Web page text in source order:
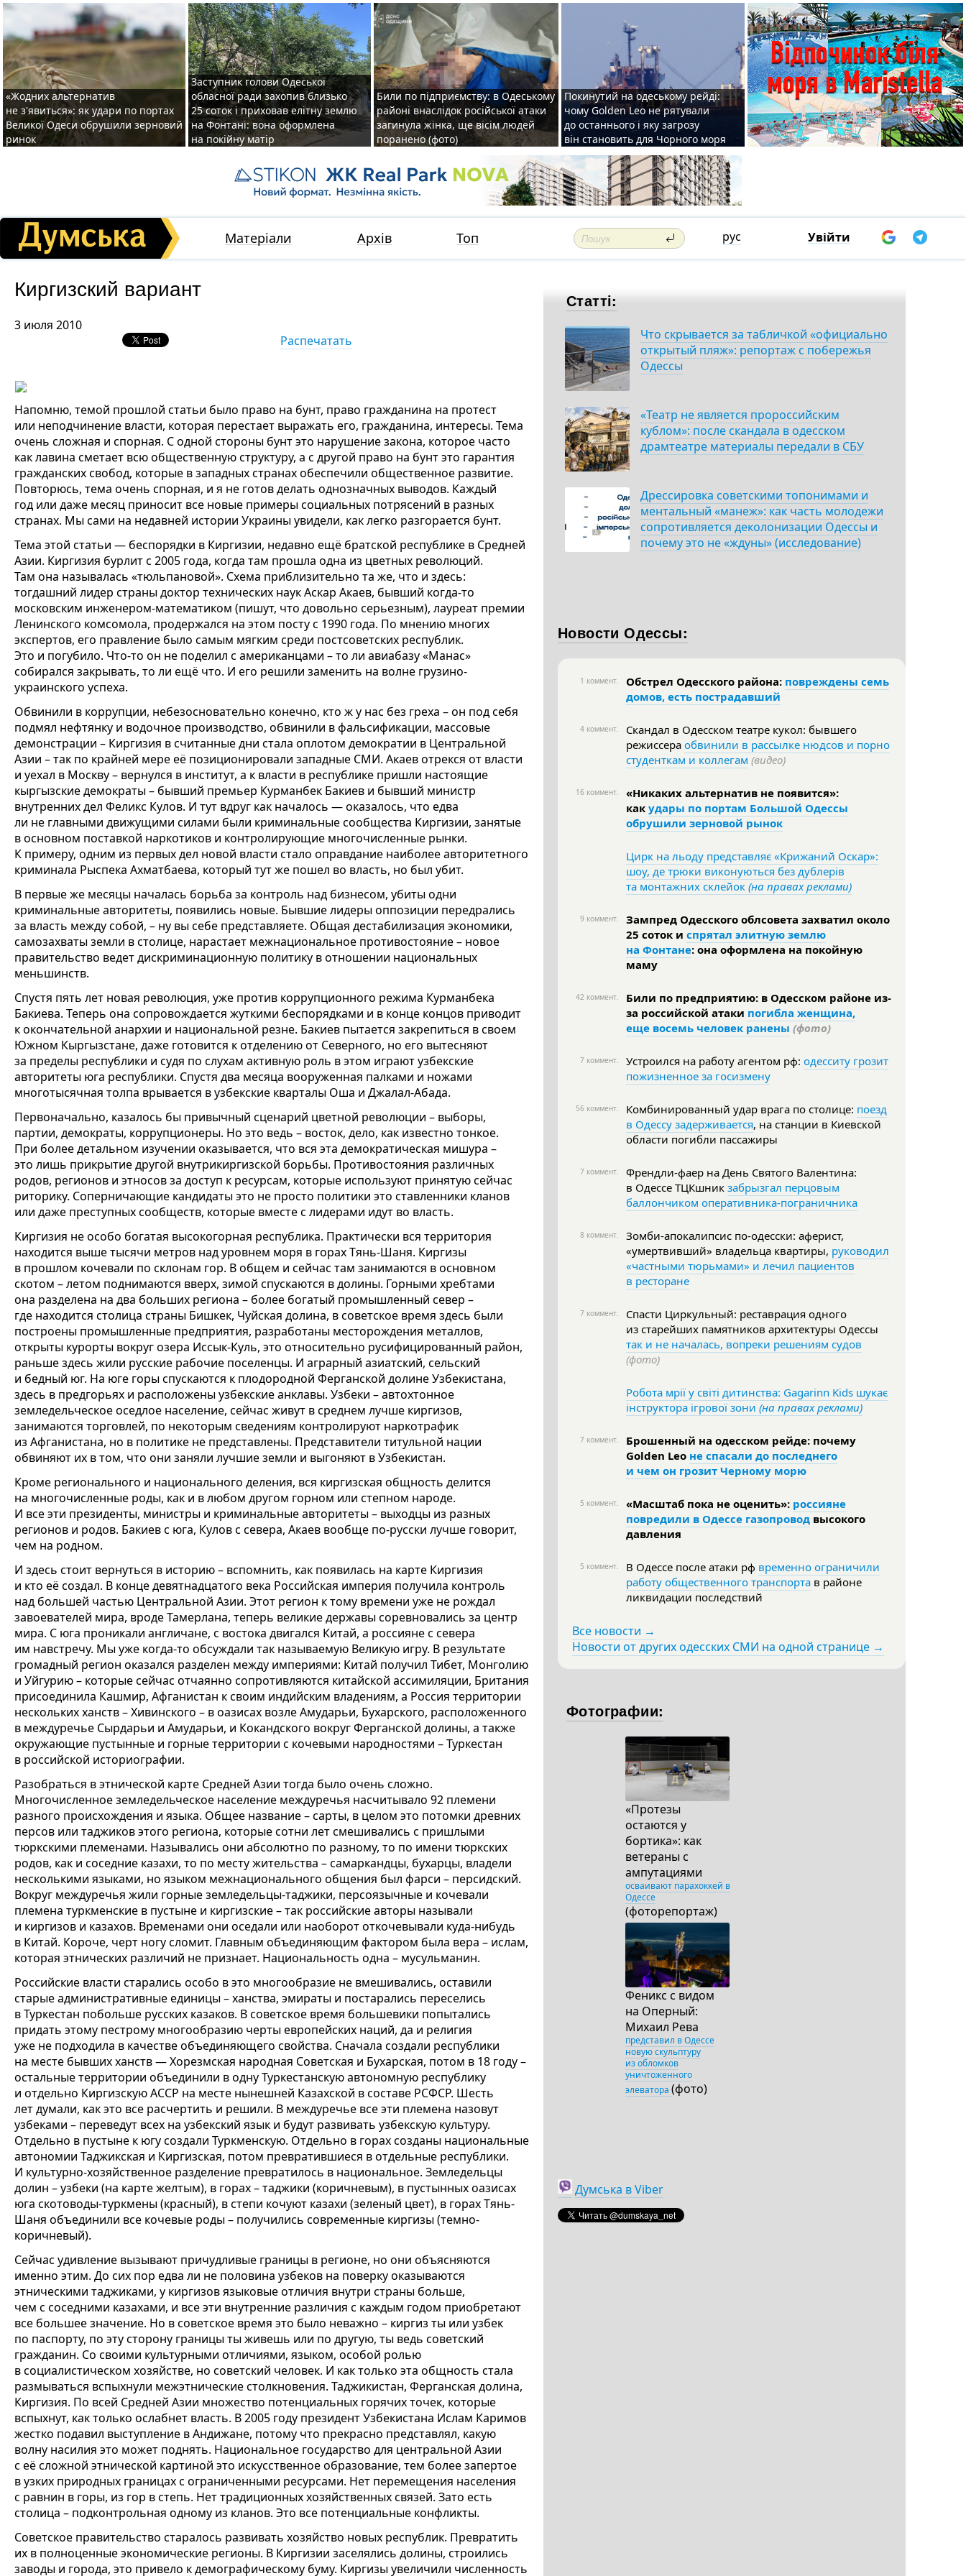
«Жодних альтернатив
не з'явиться»: як удари по портах
Великої Одеси обрушили зерновий
ринок
Заступник голови Одеської
обласної ради захопив близько
25 соток і приховав елітну землю
на Фонтані: вона оформлена
на покійну матір
Били по підприємству: в Одеському
районі внаслідок російської атаки
загинула жінка, ще вісім людей
поранено (фото)
Покинутий на одеському рейді:
чому Golden Leo не рятували
до останнього і яку загрозу
він становить для Чорного моря
Матеріали Архів Топ рус Увійти
Киргизский вариант
3 июля 2010
Распечатать
Напомню, темой прошлой статьи было право на бунт, право гражданина на протест
или неподчинение власти, которая перестает выражать его, гражданина, интересы. Тема
очень сложная и спорная. С одной стороны бунт это нарушение закона, которое часто
как лавина сметает всю общественную структуру, а с другой право на бунт это гарантия
гражданских свобод, которые в западных странах обеспечили общественное развитие.
Повторюсь, тема очень спорная, и я не готов делать однозначных выводов. Каждый
год или даже месяц приносит все новые примеры социальных потрясений в разных
странах. Мы сами на недавней истории Украины увидели, как легко разгорается бунт.
Тема этой статьи — беспорядки в Киргизии, недавно ещё братской республике в Средней
Азии. Киргизия бурлит с 2005 года, когда там прошла одна из цветных революций.
Там она называлась «тюльпановой». Схема приблизительно та же, что и здесь:
тогдашний лидер страны доктор технических наук Аскар Акаев, бывший когда-то
московским инженером-математиком (пишут, что довольно серьезным), лауреат премии
Ленинского комсомола, продержался на этом посту с 1990 года. По мнению многих
экспертов, его правление было самым мягким среди постсоветских республик.
Это и погубило. Что-то он не поделил с американцами – то ли авиабазу «Манас»
собирался закрывать, то ли ещё что. И его решили заменить на волне грузино-
украинского успеха.
Обвинили в коррупции, небезосновательно конечно, кто ж у нас без греха – он под себя
подмял нефтянку и водочное производство, обвинили в фальсификации, массовые
демонстрации – Киргизия в считанные дни стала оплотом демократии в Центральной
Азии – так по крайней мере её позиционировали западные СМИ. Акаев отрекся от власти
и уехал в Москву – вернулся в институт, а к власти в республике пришли настоящие
кыргызские демократы – бывший премьер Курманбек Бакиев и бывший министр
внутренних дел Феликс Кулов. И тут вдруг как началось — оказалось, что едва
ли не главными движущими силами были криминальные сообщества Киргизии, занятые
в основном поставкой наркотиков и контролирующие многочисленные рынки.
К примеру, одним из первых дел новой власти стало оправдание наиболее авторитетного
криминала Рыспека Ахматбаева, который тут же пошел во власть, но был убит.
В первые же месяцы началась борьба за контроль над бизнесом, убиты одни
криминальные авторитеты, появились новые. Бывшие лидеры оппозиции передрались
за власть между собой, – ну вы себе представляете. Общая дестабилизация экономики,
самозахваты земли в столице, нарастает межнациональное противостояние – новое
правительство ведет дискриминационную политику в отношении национальных
меньшинств.
Спустя пять лет новая революция, уже против коррупционного режима Курманбека
Бакиева. Теперь она сопровождается жуткими беспорядками и в конце концов приводит
к окончательной анархии и национальной резне. Бакиев пытается закрепиться в своем
Южном Кыргызстане, даже готовится к отделению от Северного, но его вытесняют
за пределы республики и судя по слухам активную роль в этом играют узбекские
авторитеты юга республики. Спустя два месяца вооруженная палками и ножами
многотысячная толпа врывается в узбекские кварталы Оша и Джалал-Абада.
Первоначально, казалось бы привычный сценарий цветной революции – выборы,
партии, демократы, коррупционеры. Но это ведь – восток, дело, как известно тонкое.
При более детальном изучении оказывается, что вся эта демократическая мишура –
это лишь прикрытие другой внутрикиргизской борьбы. Противостояния различных
родов, регионов и этносов за доступ к ресурсам, которые используют принятую сейчас
риторику. Соперничающие кандидаты это не просто политики это ставленники кланов
или даже преступных сообществ, которые вместе с лидерами идут во власть.
Киргизия не особо богатая высокогорная республика. Практически вся территория
находится выше тысячи метров над уровнем моря в горах Тянь-Шаня. Киргизы
в прошлом кочевали по склонам гор. В общем и сейчас там занимаются в основном
скотом – летом поднимаются вверх, зимой спускаются в долины. Горными хребтами
она разделена на два больших региона – более богатый промышленный север –
где находится столица страны Бишкек, Чуйская долина, в советское время здесь были
построены промышленные предприятия, разработаны месторождения металлов,
открыты курорты вокруг озера Иссык-Куль, это относительно русифицированный район,
раньше здесь жили русские рабочие поселенцы. И аграрный азиатский, сельский
и бедный юг. На юге горы спускаются к плодородной Ферганской долине Узбекистана,
здесь в предгорьях и расположены узбекские анклавы. Узбеки – автохтонное
земледельческое оседлое население, сейчас живут в среднем лучше киргизов,
занимаются торговлей, по некоторым сведениям контролируют наркотрафик
из Афганистана, но в политике не представлены. Представители титульной нации
обвиняют их в том, что они заняли лучшие земли и выгоняют в Узбекистан.
Кроме регионального и национального деления, вся киргизская общность делится
на многочисленные роды, как и в любом другом горном или степном народе.
И все эти президенты, министры и криминальные авторитеты – выходцы из разных
регионов и родов. Бакиев с юга, Кулов с севера, Акаев вообще по-русски лучше говорит,
чем на родном.
И здесь стоит вернуться в историю – вспомнить, как появилась на карте Киргизия
и кто её создал. В конце девятнадцатого века Российская империя получила контроль
над большей частью Центральной Азии. Этот регион к тому времени уже не рождал
завоевателей мира, вроде Тамерлана, теперь великие державы соревновались за центр
мира. С юга проникали англичане, с востока двигался Китай, а россияне с севера
им навстречу. Мы уже когда-то обсуждали так называемую Великую игру. В результате
громадный регион оказался разделен между империями: Китай получил Тибет, Монголию
и Уйгурию – которые сейчас отчаянно сопротивляются китайской ассимиляции, Британия
присоединила Кашмир, Афганистан к своим индийским владениям, а Россия территории
нескольких ханств – Хивинского – в оазисах возле Амударьи, Бухарского, расположенного
в междуречье Сырдарьи и Амударьи, и Кокандского вокруг Ферганской долины, а также
окружающие пустынные и горные территории с кочевыми народностями – Туркестан
в российской историографии.
Разобраться в этнической карте Средней Азии тогда было очень сложно.
Многочисленное земледельческое население междуречья насчитывало 92 племени
разного происхождения и языка. Общее название – сарты, в целом это потомки древних
персов или таджиков этого региона, которые сотни лет смешивались с пришлыми
тюркскими племенами. Назывались они абсолютно по разному, то по имени тюркских
родов, как и соседние казахи, то по месту жительства – самаркандцы, бухарцы, владели
несколькими языками, но языком межнационального общения был фарси – персидский.
Вокруг междуречья жили горные земледельцы-таджики, персоязычные и кочевали
племена туркменские в пустыне и киргизские – так российские авторы называли
и киргизов и казахов. Временами они оседали или наоборот откочевывали куда-нибудь
в Китай. Короче, черт ногу сломит. Главным объединяющим фактором была вера – ислам,
которая этнических различий не признает. Национальность одна – мусульманин.
Российские власти старались особо в это многообразие не вмешивались, оставили
старые административные единицы – ханства, эмираты и постарались переселись
в Туркестан побольше русских казаков. В советское время большевики попытались
придать этому пестрому многообразию черты европейских наций, да и религия
уже не подходила в качестве объединяющего свойства. Сначала создали республики
на месте бывших ханств — Хорезмская народная Советская и Бухарская, потом в 18 году –
остальные территории объединили в одну Туркестанскую автономную республику
и отдельно Киргизскую АССР на месте нынешней Казахской в составе РСФСР. Шесть
лет думали, как это все расчертить и решили. В междуречье все эти племена назовут
узбеками – переведут всех на узбекский язык и будут развивать узбекскую культуру.
Отдельно в пустыне к югу создали Туркменскую. Отдельно в горах созданы национальные
автономии Таджикская и Киргизская, потом превратившиеся в отдельные республики.
И культурно-хозяйственное разделение превратилось в национальное. Земледельцы
долин – узбеки (на карте желтым), в горах – таджики (коричневым), в пустынных оазисах
юга скотоводы-туркмены (красный), в степи кочуют казахи (зеленый цвет), в горах Тянь-
Шаня объединили все кочевые роды – получились современные киргизы (темно-
коричневый).
Сейчас удивление вызывают причудливые границы в регионе, но они объясняются
именно этим. До сих пор едва ли не половина узбеков на поверку оказываются
этническими таджиками, у киргизов языковые отличия внутри страны больше,
чем с соседними казахами, и все эти внутренние различия с каждым годом приобретают
все большее значение. Но в советское время это было неважно – киргиз ты или узбек
по паспорту, по эту сторону границы ты живешь или по другую, ты ведь советский
гражданин. Со своими культурными отличиями, языком, особой ролью
в социалистическом хозяйстве, но советский человек. И как только эта общность стала
размываться вспыхнули межэтнические столкновения. Таджикистан, Ферганская долина,
Киргизия. По всей Средней Азии множество потенциальных горячих точек, которые
вспыхнут, как только ослабнет власть. В 2005 году президент Узбекистана Ислам Каримов
жестко подавил выступление в Андижане, потому что прекрасно представлял, какую
волну насилия это может поднять. Национальное государство для центральной Азии
с её сложной этнической картиной это искусственное образование, тем более запертое
в узких природных границах с ограниченными ресурсами. Нет перемещения населения
с равнин в горы, из гор в степь. Нет традиционных хозяйственных связей. Зато есть
столица – подконтрольная одному из кланов. Это все потенциальные конфликты.
Советское правительство старалось развивать хозяйство новых республик. Превратить
их в полноценные экономические регионы. В Киргизии заселялись долины, строились
заводы и города, это привело к демографическому буму. Киргизы увеличили численность
Статті:
Что скрывается за табличкой «официально
открытый пляж»: репортаж с побережья
Одессы
«Театр не является пророссийским
кублом»: после скандала в одесском
драмтеатре материалы передали в СБУ
Дрессировка советскими топонимами и
ментальный «манеж»: как часть молодежи
сопротивляется деколонизации Одессы и
почему это не «ждуны» (исследование)
Новости Одессы:
1 коммент. Обстрел Одесского района: повреждены семь
домов, есть пострадавший
4 коммент.
Скандал в Одесском театре кукол: бывшего
режиссера обвинили в рассылке нюдсов и порно
студенткам и коллегам (видео)
16 коммент.
«Никаких альтернатив не появится»:
как удары по портам Большой Одессы
обрушили зерновой рынок
Цирк на льоду представляє «Крижаний Оскар»:
шоу, де трюки виконуються без дублерів
та монтажних склейок (на правах реклами)
9 коммент.
Зампред Одесского облсовета захватил около
25 соток и спрятал элитную землю
на Фонтане: она оформлена на покойную
маму
42 коммент.
Били по предприятию: в Одесском районе из-
за российской атаки погибла женщина,
еще восемь человек ранены (фото)
7 коммент. Устроился на работу агентом рф: одесситу грозит
пожизненное за госизмену
56 коммент. Комбинированный удар врага по столице: поезд
в Одессу задерживается, на станции в Киевской
области погибли пассажиры
7 коммент.
Френдли-фаер на День Святого Валентина:
в Одессе ТЦКшник забрызгал перцовым
баллончиком оперативника-пограничника
8 коммент.
Зомби-апокалипсис по-одесски: аферист,
«умертвивший» владельца квартиры, руководил
«частными тюрьмами» и лечил пациентов
в ресторане
7 коммент.
Спасти Циркульный: реставрация одного
из старейших памятников архитектуры Одессы
так и не началась, вопреки решениям судов
(фото)
Робота мрії у світі дитинства: Gagarinn Kids шукає
інструктора ігрової зони (на правах реклами)
7 коммент.
Брошенный на одесском рейде: почему
Golden Leo не спасали до последнего
и чем он грозит Черному морю
5 коммент. «Масштаб пока не оценить»: россияне
повредили в Одессе газопровод высокого
давления
5 коммент. В Одессе после атаки рф временно ограничили
работу общественного транспорта в районе
ликвидации последствий
Все новости →
Новости от других одесских СМИ на одной странице →
Фотографии:
«Протезы
остаются у
бортика»: как
ветераны с
ампутациями
осваивают парахоккей в
Одессе
(фоторепортаж)
Феникс с видом
на Оперный:
Михаил Рева
представил в Одессе
новую скульптуру
из обломков
уничтоженного
элеватора (фото)
Думська в Viber